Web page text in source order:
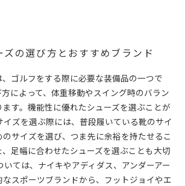
の選び方とおすすめブランド
ゴルフをする際に必要な装備品の一つで
によって、体重移動やスイング時のバラン
す。機能性に優れたシューズを選ぶことが
イズを選ぶ際には、普段履いている靴のサイ
サイズを選び、つま先に余裕を持たせるこ
、足幅に合わせたシューズを選ぶことも大切
いては、ナイキやアディダス、アンダーアー
スポーツブランドから、フットジョイやエ